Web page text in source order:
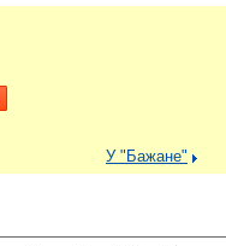
У "Бажане"